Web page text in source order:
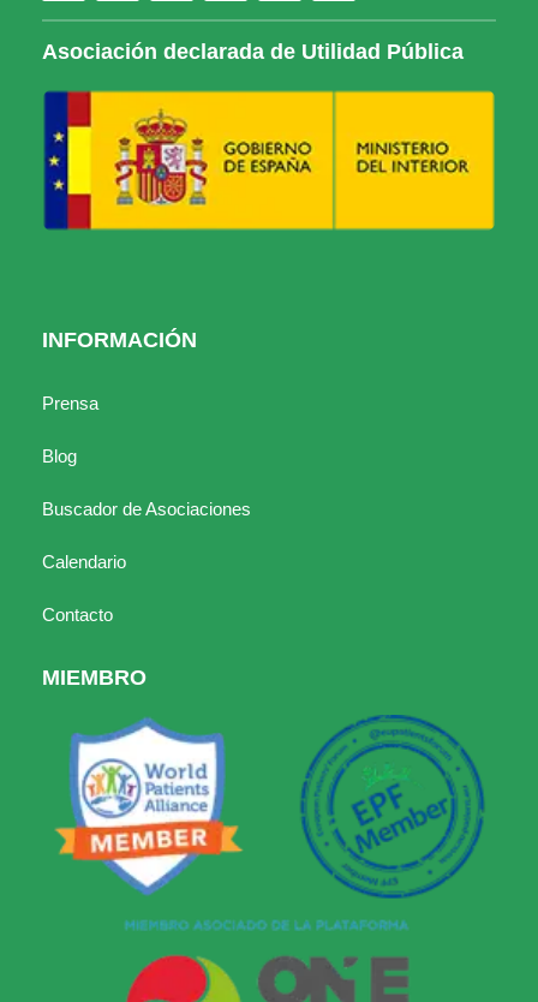
Asociación declarada de Utilidad Pública
INFORMACIÓN
Prensa
Blog
Buscador de Asociaciones
Calendario
Contacto
MIEMBRO